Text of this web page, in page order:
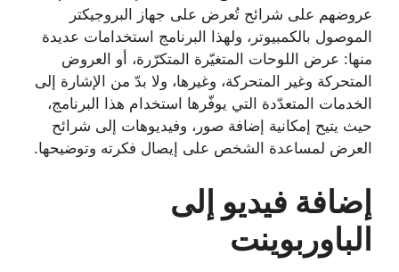
عروضهم على شرائح تُعرض على جهاز البروجيكتر
الموصول بالكمبيوتر، ولهذا البرنامج استخدامات عديدة
منها: عرض اللوحات المتغيّرة المتكرّرة، أو العروض
المتحركة وغير المتحركة، وغيرها، ولا بدّ من الإشارة إلى
الخدمات المتعدّدة التي يوفّرها استخدام هذا البرنامج،
حيث يتيح إمكانية إضافة صور، وفيديوهات إلى شرائح
العرض لمساعدة الشخص على إيصال فكرته وتوضيحها.
إضافة فيديو إلى
الباوربوينت